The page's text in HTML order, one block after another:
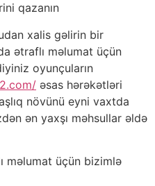
qazanın
xalis gəlirin bir
ətraflı məlumat üçün
oyunçuların
əsas hərəkətləri
növünü eyni vaxtda
ən yaxşı məhsullar əldə
məlumat üçün bizimlə